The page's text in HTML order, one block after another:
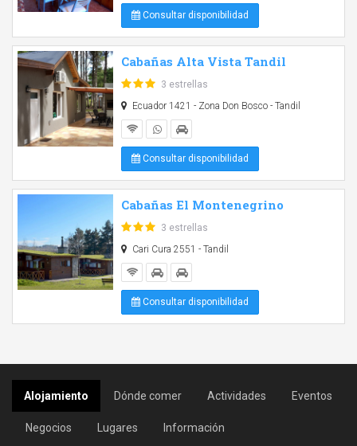
Consultar disponibilidad
Cabañas Alta Vista Tandil
3 estrellas
Ecuador 1421 - Zona Don Bosco - Tandil
Consultar disponibilidad
Cabañas El Montenegrino
3 estrellas
Cari Cura 2551 - Tandil
Consultar disponibilidad
Alojamiento Dónde comer Actividades Eventos
Negocios Lugares Información